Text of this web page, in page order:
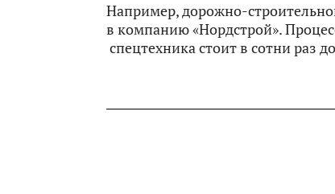
Например, дорожно-
в компанию «Нордстрой».
спецтехника стоит в сотни раз